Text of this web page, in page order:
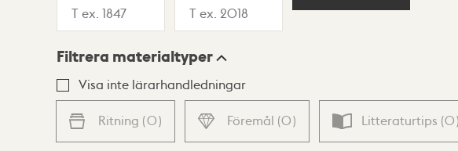
Lista Karta
Filtrera materialtyper
Visa inte lärarhandledningar
Ritning (0) Föremål (0) Litteraturtips (0)